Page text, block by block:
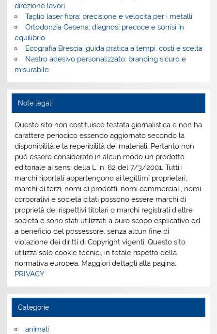
direzione lavori
Taglio laser fibra: precisione e velocità per i metalli
Ortodonzia Cesena: diagnosi precoce e sorrisi in
equilibrio
Ecografia Brescia: guida pratica a tempi, costi e scelta
Nastro adesivo personalizzato: branding sicuro e
misurabile
Note legali
Questo sito non costituisce testata giornalistica e non ha
carattere periodico essendo aggiornato secondo la
disponibilità e la reperibilità dei materiali. Pertanto non
può essere considerato in alcun modo un prodotto
editoriale ai sensi della L. n. 62 del 7/3/2001. Tutti i
marchi riportati appartengono ai legittimi proprietari;
marchi di terzi, nomi di prodotti, nomi commerciali, nomi
corporativi e società citati possono essere marchi di
proprietà dei rispettivi titolari o marchi registrati d’altre
società e sono stati utilizzati a puro scopo esplicativo ed
a beneficio del possessore, senza alcun fine di
violazione dei diritti di Copyright vigenti. Questo sito
utilizza solo cookie tecnici, in totale rispetto della
normativa europea. Maggiori dettagli alla pagina:
PRIVACY
Categorie
animali